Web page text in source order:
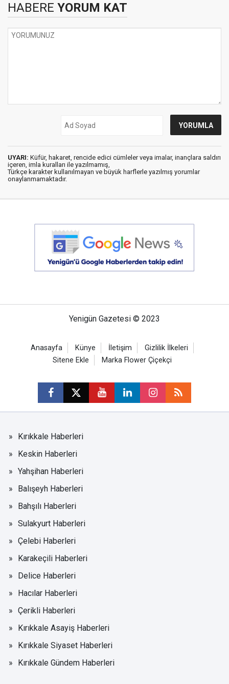
HABERE YORUM KAT
UYARI: Küfür, hakaret, rencide edici cümleler veya imalar, inançlara saldırı
içeren, imla kuralları ile yazılmamış,
Türkçe karakter kullanılmayan ve büyük harflerle yazılmış yorumlar
onaylanmamaktadır.
Yenigün Gazetesi © 2023
Anasayfa Künye İletişim
Gizlilik İlkeleri
Sitene Ekle
Marka Flower Çiçekçi
Kırıkkale Haberleri
Keskin Haberleri
Yahşihan Haberleri
Balışeyh Haberleri
Bahşılı Haberleri
Sulakyurt Haberleri
Çelebi Haberleri
Karakeçili Haberleri
Delice Haberleri
Hacılar Haberleri
Çerikli Haberleri
Kırıkkale Asayiş Haberleri
Kırıkkale Siyaset Haberleri
Kırıkkale Gündem Haberleri